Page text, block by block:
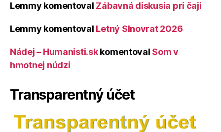
Lemmy komentoval Zábavná diskusia pri čaji
Lemmy komentoval Letný Slnovrat 2026
Nádej – Humanisti.skkomentoval Som v
hmotnej núdzi
Transparentný účet